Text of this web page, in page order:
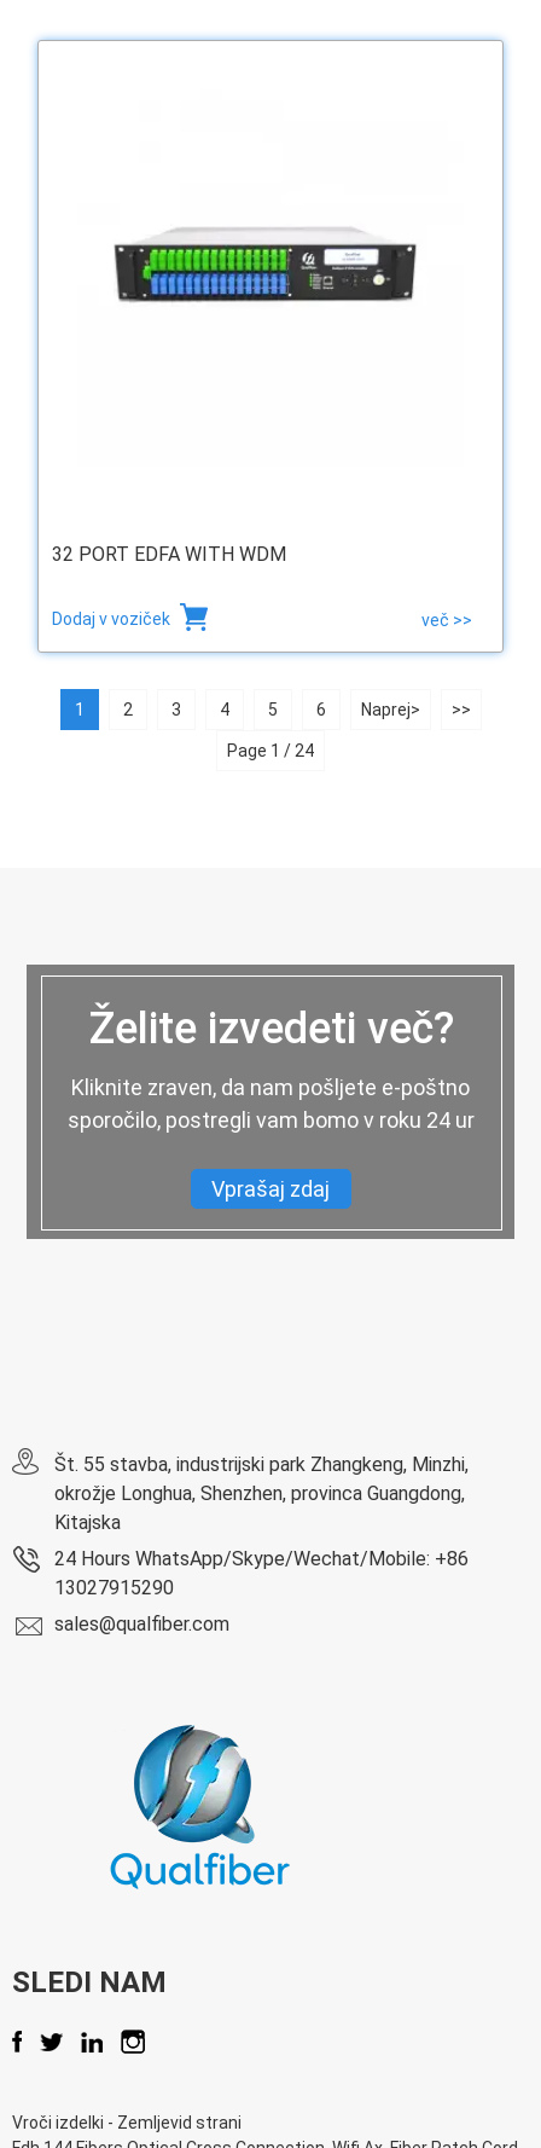
32 PORT EDFA WITH WDM
Dodaj v voziček več >>
1 2 3 4 5 6 Naprej> >>
Page 1 / 24
Želite izvedeti več?
Kliknite zraven, da nam pošljete e-poštno
sporočilo, postregli vam bomo v roku 24 ur
Vprašaj zdaj
Št. 55 stavba, industrijski park Zhangkeng, Minzhi,
okrožje Longhua, Shenzhen, provinca Guangdong,
Kitajska
24 Hours WhatsApp/Skype/Wechat/Mobile: +86
13027915290
sales@qualfiber.com
SLEDI NAM
Vroči izdelki - Zemljevid strani